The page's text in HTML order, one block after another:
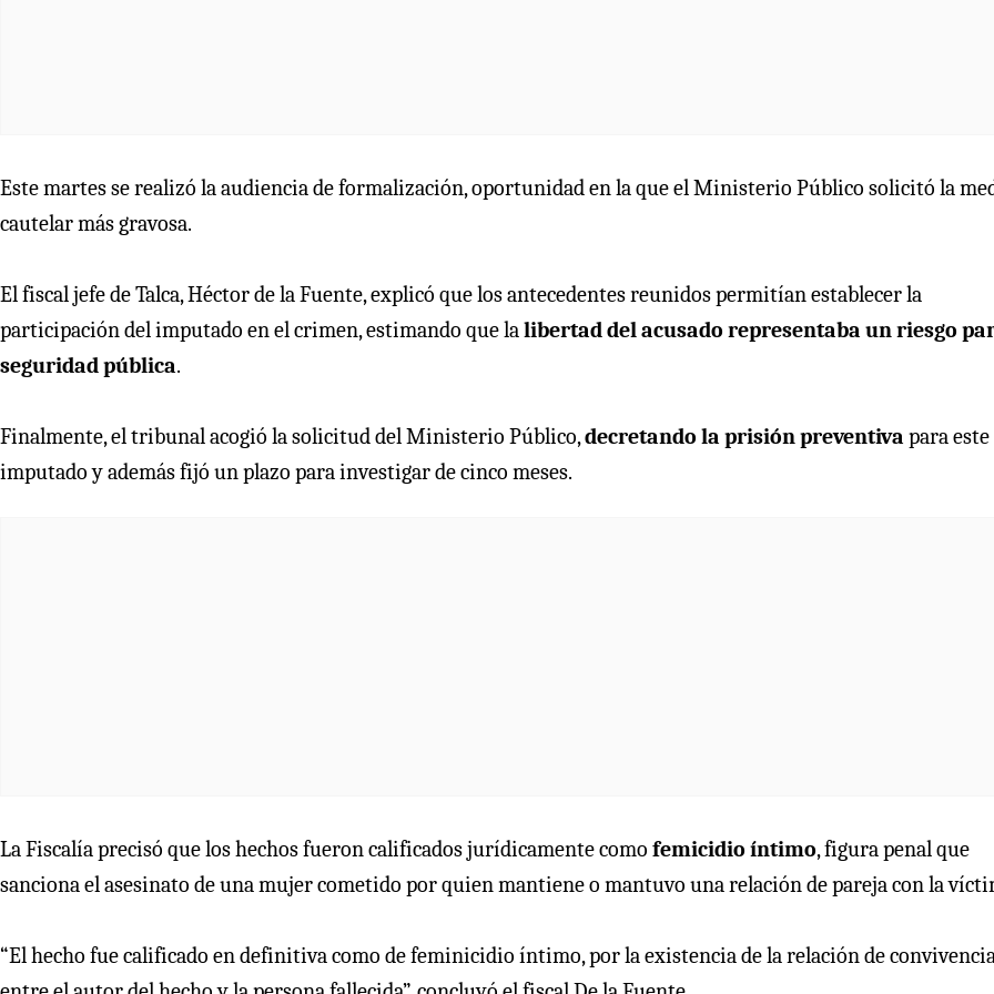
Este martes se realizó la audiencia de formalización, oportunidad en la que el Ministerio Público solicitó la
cautelar más gravosa.
El fiscal jefe de Talca, Héctor de la Fuente, explicó que los antecedentes reunidos permitían establecer la
participación del imputado en el crimen, estimando que lalibertad del acusado representaba un riesgo
seguridad pública.
Finalmente, el tribunal acogió la solicitud del Ministerio Público,decretando la prisión preventiva para este
imputado y además fijó un plazo para investigar de cinco meses.
La Fiscalía precisó que los hechos fueron calificados jurídicamente como femicidio íntimo, figura penal que
sanciona el asesinato de una mujer cometido por quien mantiene o mantuvo una relación de pareja con la
“El hecho fue calificado en definitiva como de feminicidio íntimo, por la existencia de la relación de